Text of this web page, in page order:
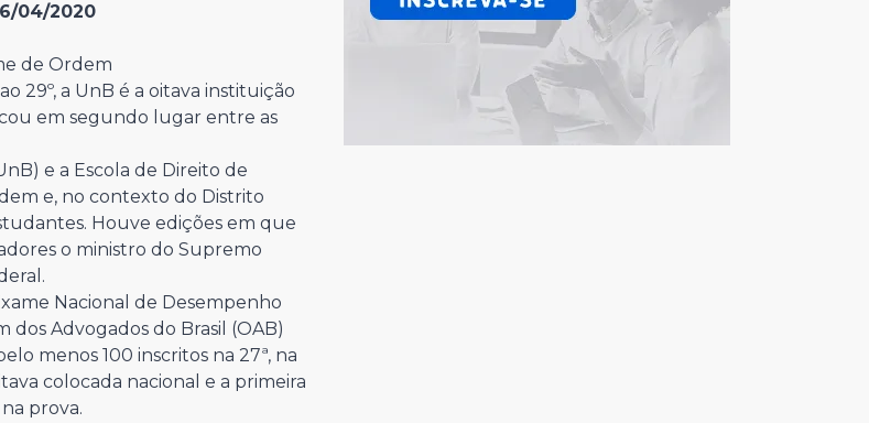
04/2020
de Ordem
29º, a UnB é a oitava instituição
em segundo lugar entre as
e a Escola de Direito de
e, no contexto do Distrito
Houve edições em que
o ministro do Supremo
Nacional de Desempenho
Advogados do Brasil (OAB)
menos 100 inscritos na 27ª, na
colocada nacional e a primeira
prova.